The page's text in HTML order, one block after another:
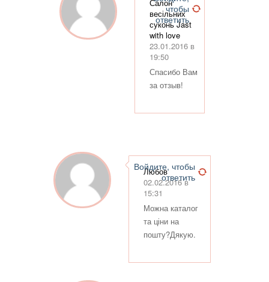
Салон
весільних
суконь Jast
with love
23.01.2016 в
19:50
Спасибо Вам
за отзыв!
чтобы
ответить
Любов
02.02.2016 в
15:31
Можна каталог
та ціни на
пошту?Дякую.
Войдите, чтобы
ответить